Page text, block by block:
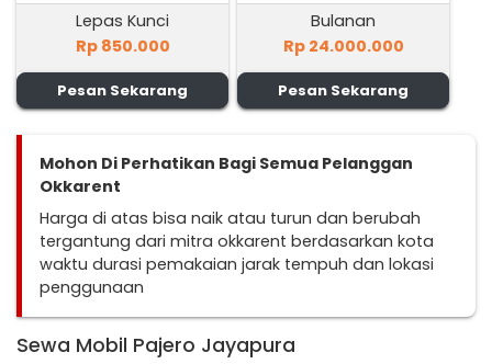
Lepas Kunci
Rp 850.000
Pesan Sekarang
Bulanan
Rp 24.000.000
Pesan Sekarang
Mohon Di Perhatikan Bagi Semua Pelanggan
Okkarent
Harga di atas bisa naik atau turun dan berubah
tergantung dari mitra okkarent berdasarkan kota
waktu durasi pemakaian jarak tempuh dan lokasi
penggunaan
Sewa Mobil Pajero Jayapura